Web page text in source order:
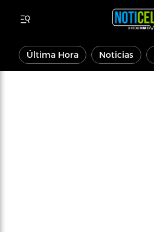
Última Hora Noticias